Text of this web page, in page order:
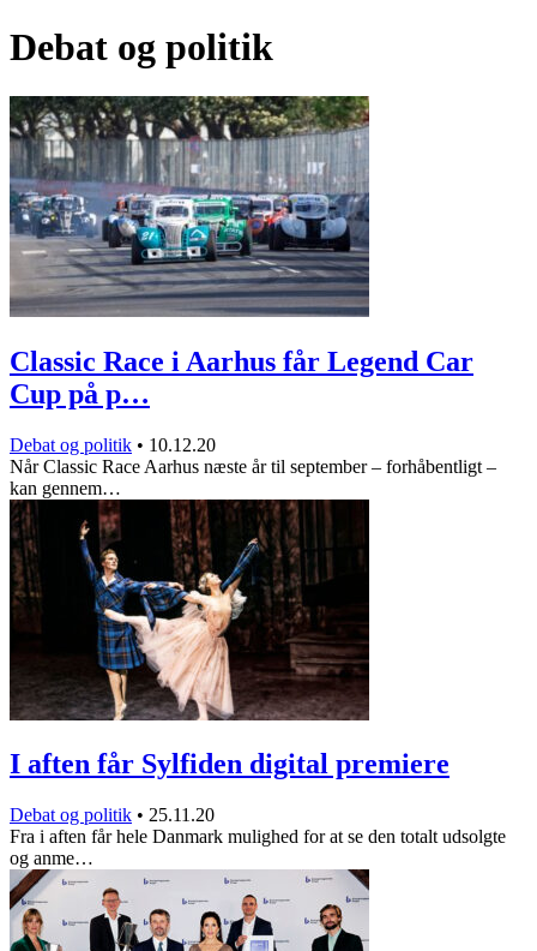
Debat og politik
Classic Race i Aarhus får Legend Car
Cup på p…
Debat og politik • 10.12.20
Når Classic Race Aarhus næste år til september – forhåbentligt –
kan gennem…
I aften får Sylfiden digital premiere
Debat og politik • 25.11.20
Fra i aften får hele Danmark mulighed for at se den totalt udsolgte
og anme…